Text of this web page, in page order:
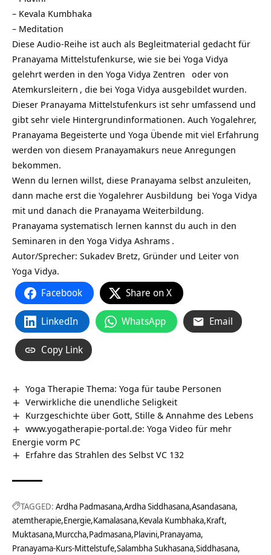
– Kevala Kumbhaka
– Meditation
Diese Audio-Reihe ist auch als Begleitmaterial gedacht für
Pranayama Mittelstufenkurse, wie sie bei Yoga Vidya
gelehrt werden in den Yoga Vidya Zentren oder von
Atemkursleitern , die bei Yoga Vidya ausgebildet wurden.
Dieser Pranayama Mittelstufenkurs ist sehr umfassend und
gibt sehr viele Hintergrundinformationen. Auch Yogalehrer,
Pranayama Begeisterte und Yoga Übende mit viel Erfahrung
werden von diesem Pranayamakurs neue Anregungen
bekommen.
Wenn du lernen willst, diese Pranayama selbst anzuleiten,
dann mache erst die Yogalehrer Ausbildung bei Yoga Vidya
mit und danach die Pranayama Weiterbildung.
Pranayama systematisch lernen kannst du auch in den
Seminaren in den Yoga Vidya Ashrams .
Autor/Sprecher: Sukadev Bretz, Gründer und Leiter von
Yoga Vidya.
Facebook Share on X
LinkedIn WhatsApp Email
Copy Link
Yoga Therapie Thema: Yoga für taube Personen
Verwirkliche die unendliche Seligkeit
Kurzgeschichte über Gott, Stille & Annahme des Lebens
www.yogatherapie-portal.de: Yoga Video für mehr
Energie vorm PC
Erfahre das Strahlen des Selbst VC 132
TAGGED: Ardha Padmasana Ardha Siddhasana Asandasana
atemtherapie Energie Kamalasana Kevala Kumbhaka Kraft
Muktasana Murccha Padmasana Plavini Pranayama
Pranayama-Kurs-Mittelstufe Salambha Sukhasana Siddhasana